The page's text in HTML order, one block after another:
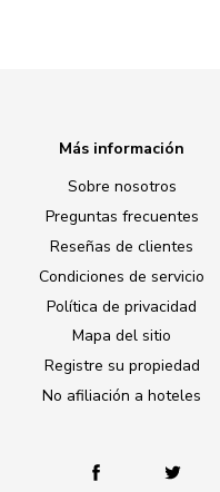
Más información
Sobre nosotros
Preguntas frecuentes
Reseñas de clientes
Condiciones de servicio
Política de privacidad
Mapa del sitio
Registre su propiedad
No afiliación a hoteles